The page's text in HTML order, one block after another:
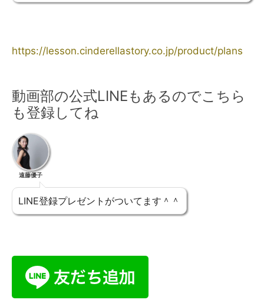
https://lesson.cinderellastory.co.jp/product/plans
動画部の公式LINEもあるのでこちら
も登録してね
遠藤優子
LINE登録プレゼントがついてます＾＾